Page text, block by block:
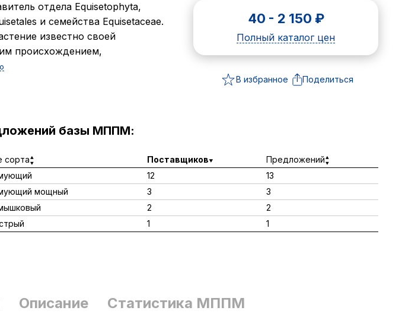
отдела Equisetophyta,
и семейства Equisetaceae.
известно своей
происхождением,
40 - 2 150 ₽
Полный каталог цен
В избранное Поделиться
базы МППМ:
сорта Поставщиков
Предложений
12
13
мощный 3
3
2
2
1 1
Описание Статистика МППМ